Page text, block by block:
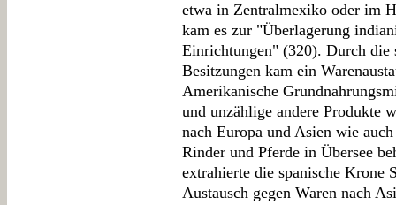
etwa in Zentralmexiko oder im
kam es zur "Überlagerung
Einrichtungen" (320). Durch die
Besitzungen kam ein
Amerikanische
und unzählige andere Produkte
nach Europa und Asien wie
Rinder und Pferde in Übersee
extrahierte die spanische Krone
Austausch gegen Waren nach